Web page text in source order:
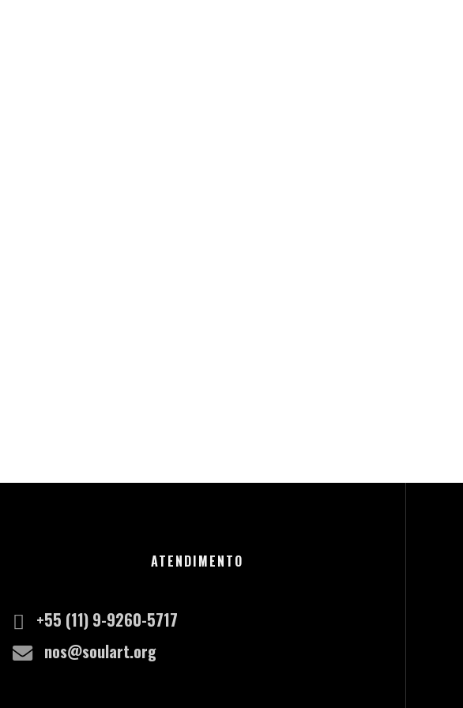
ATENDIMENTO
+55 (11) 9-9260-5717
nos@soulart.org